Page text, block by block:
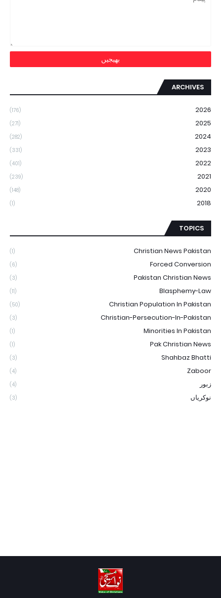
ARCHIVES
2026
(176)
2025
(271)
2024
(282)
2023
(331)
2022
(401)
2021
(239)
2020
(148)
2018
(1)
TOPICS
Christian News Pakistan
(1)
Forced Conversion
(6)
Pakistan Christian News
(3)
Blasphemy-Law
(11)
Christian Population In Pakistan
(50)
Christian-Persecution-In-Pakistan
(3)
Minorities In Pakistan
(1)
Pak Christian News
(1)
Shahbaz Bhatti
(3)
Zaboor
(4)
زبور (4)
نوکریاں (3)